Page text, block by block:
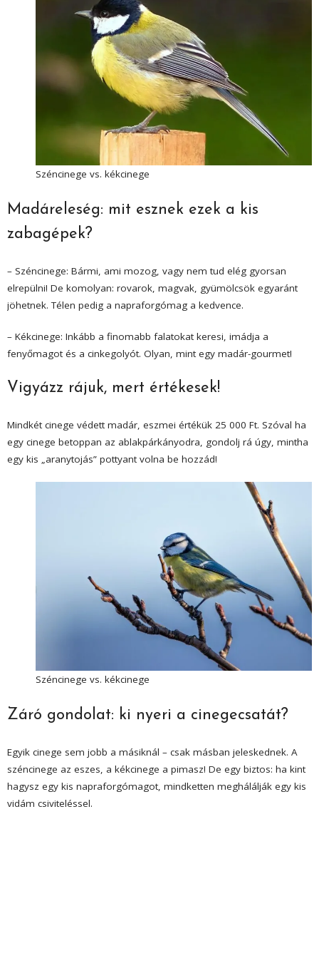
Széncinege vs. kékcinege
Madáreleség: mit esznek ezek a kis
zabagépek?
– Széncinege: Bármi, ami mozog, vagy nem tud elég gyorsan
elrepülni! De komolyan: rovarok, magvak, gyümölcsök egyaránt
jöhetnek. Télen pedig a napraforgómag a kedvence.
– Kékcinege: Inkább a finomabb falatokat keresi, imádja a
fenyőmagot és a cinkegolyót. Olyan, mint egy madár-gourmet!
Vigyázz rájuk, mert értékesek!
Mindkét cinege védett madár, eszmei értékük 25 000 Ft. Szóval ha
egy cinege betoppan az ablakpárkányodra, gondolj rá úgy, mintha
egy kis „aranytojás” pottyant volna be hozzád!
Széncinege vs. kékcinege
Záró gondolat: ki nyeri a cinegecsatát?
Egyik cinege sem jobb a másiknál – csak másban jeleskednek. A
széncinege az eszes, a kékcinege a pimasz! De egy biztos: ha kint
hagysz egy kis napraforgómagot, mindketten meghálálják egy kis
vidám csiviteléssel.